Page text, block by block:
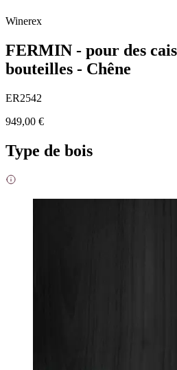
Winerex
FERMIN - pour des
bouteilles - Chêne
ER2542
949,00 €
Type de bois